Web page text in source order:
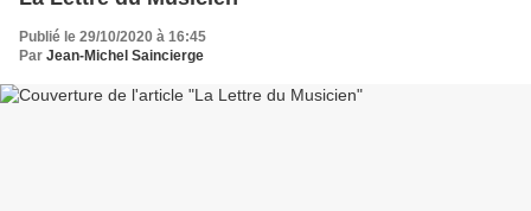
Publié le 29/10/2020 à 16:45
Par Jean-Michel Saincierge